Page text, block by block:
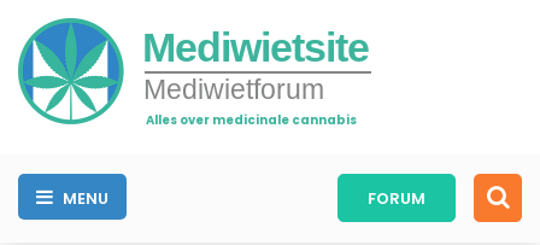
Mediwietsite
Mediwietforum
Alles over medicinale cannabis
MENU FORUM